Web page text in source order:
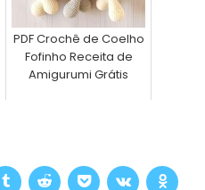
PDF Crochê de Coelho
Fofinho Receita de
Amigurumi Grátis